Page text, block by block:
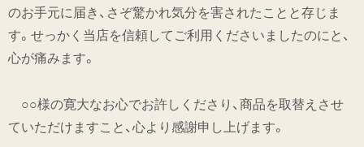
のお手元に届き、さぞ驚かれ気分を害されたことと存じま
す。せっかく当店を信頼してご利用くださいましたのにと、
心が痛みます。
○○様の寛大なお心でお許しくださり、商品を取替えさせ
ていただけますこと、心より感謝申し上げます。
ミドリオフィシャルサイト